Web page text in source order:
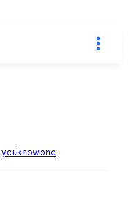
youknowone